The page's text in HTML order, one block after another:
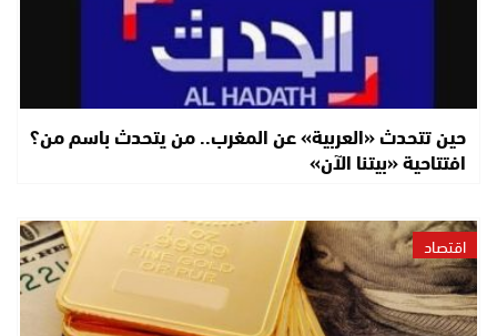
حين تتحدث «العربية» عن المغرب.. من يتحدث باسم من؟
افتتاحية «بيتنا الآن»
اقتصاد